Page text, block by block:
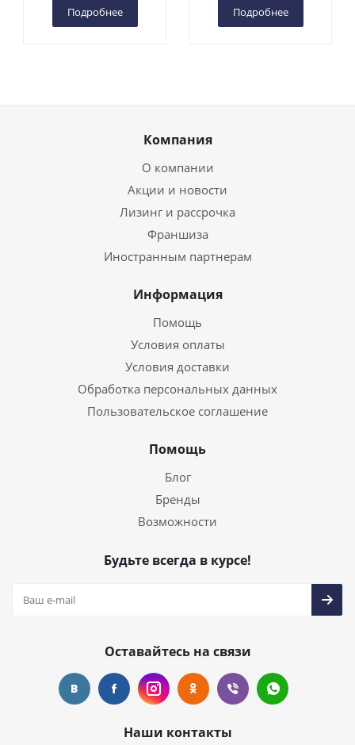
Подробнее Подробнее
Компания
О компании
Акции и новости
Лизинг и рассрочка
Франшиза
Иностранным партнерам
Информация
Помощь
Условия оплаты
Условия доставки
Обработка персональных данных
Пользовательское соглашение
Помощь
Блог
Бренды
Возможности
Будьте всегда в курсе!
Оставайтесь на связи
Наши контакты